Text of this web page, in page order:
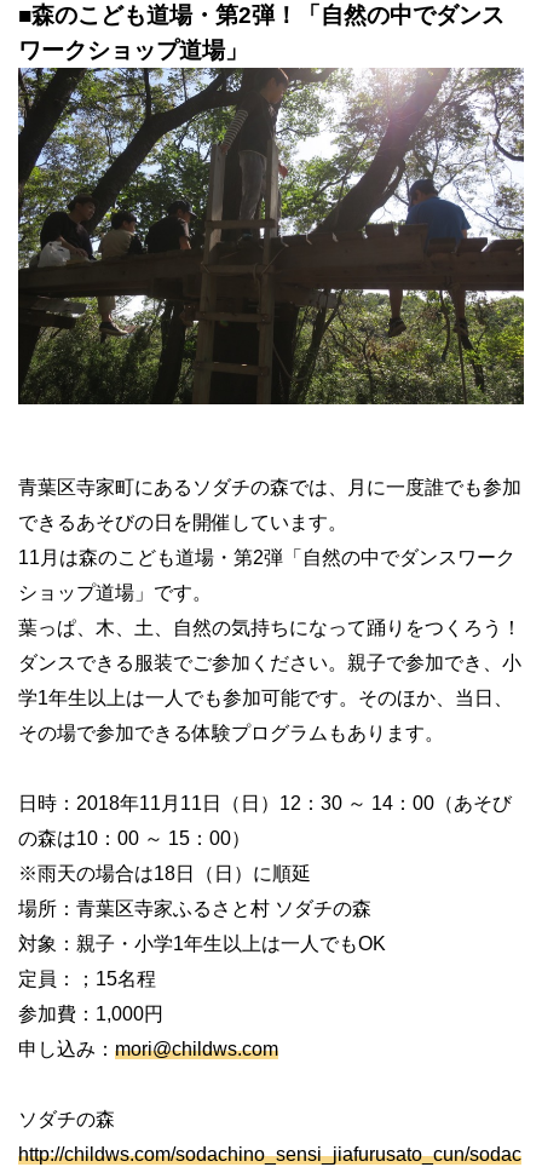
■森のこども道場・第2弾！「自然の中でダンス
ワークショップ道場」
青葉区寺家町にあるソダチの森では、月に一度誰でも参加
できるあそびの日を開催しています。
11月は森のこども道場・第2弾「自然の中でダンスワーク
ショップ道場」です。
葉っぱ、木、土、自然の気持ちになって踊りをつくろう！
ダンスできる服装でご参加ください。親子で参加でき、小
学1年生以上は一人でも参加可能です。そのほか、当日、
その場で参加できる体験プログラムもあります。
日時：2018年11月11日（日）12：30 ～ 14：00（あそび
の森は10：00 ～ 15：00）
※雨天の場合は18日（日）に順延
場所：青葉区寺家ふるさと村 ソダチの森
対象：親子・小学1年生以上は一人でもOK
定員：；15名程
参加費：1,000円
申し込み： mori@childws.com
ソダチの森
http://childws.com/sodachino_sensi_jiafurusato_cun/sodac